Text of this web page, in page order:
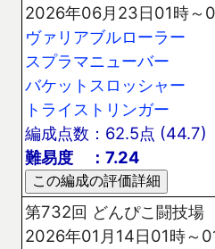
2026年06月23日01時～
ヴァリアブルローラー
スプラマニューバー
バケットスロッシャー
トライストリンガー
編成点数：62.5点 (44.7)
難易度 ：7.24
第732回 どんぴこ闘技場
2026年01月14日01時～